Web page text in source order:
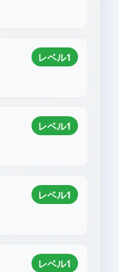
レベル1
レベル1
レベル1
レベル1